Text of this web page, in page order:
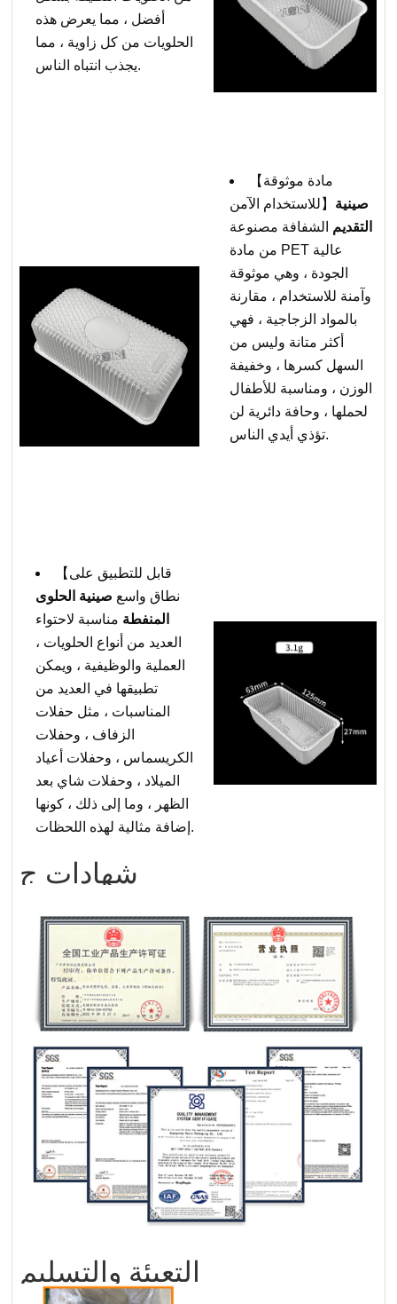
أفضل ، مما يعرض هذه
الحلويات من كل زاوية ، مما
يجذب انتباه الناس.
【مادة موثوقة
للاستخدام الآمن】 صينية
التقديم الشفافة مصنوعة
من مادة PET عالية
الجودة ، وهي موثوقة
وآمنة للاستخدام ، مقارنة
بالمواد الزجاجية ، فهي
أكثر متانة وليس من
السهل كسرها ، وخفيفة
الوزن ، ومناسبة للأطفال
لحملها ، وحافة دائرية لن
تؤذي أيدي الناس.
【قابل للتطبيق على
نطاق واسع صينية الحلوى
المنفطة مناسبة لاحتواء
العديد من أنواع الحلويات ،
العملية والوظيفية ، ويمكن
تطبيقها في العديد من
المناسبات ، مثل حفلات
الزفاف ، وحفلات
الكريسماس ، وحفلات أعياد
الميلاد ، وحفلات شاي بعد
الظهر ، وما إلى ذلك ، كونها
إضافة مثالية لهذه اللحظات.
شهادات ج
التعبئة والتسليم